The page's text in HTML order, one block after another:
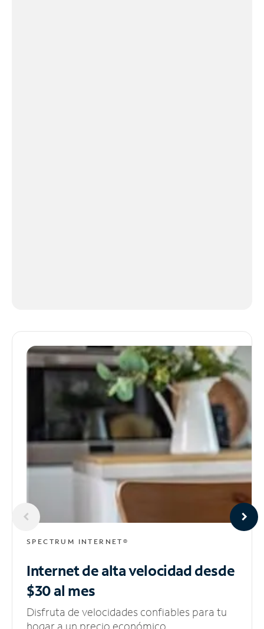
SPECTRUM INTERNET®
Internet de alta velocidaddesde
$30 al mes
Disfruta de velocidades confiables para tu
hogar a un precio económico.